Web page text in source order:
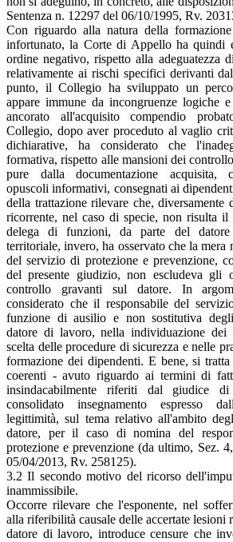
Sentenza n. 12297 del 06/10/1995, Rv.
Con riguardo alla natura della
infortunato, la Corte di Appello ha quindi
ordine negativo, rispetto alla adeguatezza
relativamente ai rischi specifici derivanti
punto, il Collegio ha sviluppato un
appare immune da incongruenze logiche
ancorato all'acquisito compendio
Collegio, dopo aver proceduto al vaglio
dichiarative, ha considerato che
formativa, rispetto alle mansioni dei
pure dalla documentazione acquisita,
opuscoli informativi, consegnati ai
della trattazione rilevare che, diversamente
ricorrente, nel caso di specie, non risulta il
delega di funzioni, da parte del
territoriale, invero, ha osservato che la mera
del servizio di protezione e prevenzione,
del presente giudizio, non escludeva gli
controllo gravanti sul datore. In
considerato che il responsabile del
funzione di ausilio e non sostitutiva
datore di lavoro, nella individuazione
scelta delle procedure di sicurezza e nelle
formazione dei dipendenti. E bene, si
coerenti - avuto riguardo ai termini di
insindacabilmente riferiti dal giudice
consolidato insegnamento espresso
legittimità, sul tema relativo all'ambito
datore, per il caso di nomina del
protezione e prevenzione (da ultimo, Sez.
05/04/2013, Rv. 258125).
3.2 Il secondo motivo del ricorso
inammissibile.
Occorre rilevare che l'esponente, nel
alla riferibilità causale delle accertate lesioni
datore di lavoro, introduce censure che